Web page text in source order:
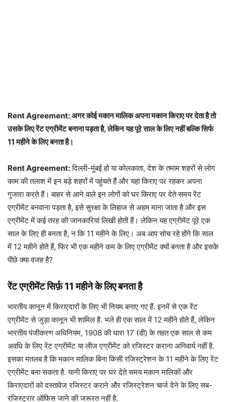
Rent Agreement: अगर कोई मकान मालिक अपना मकान किराए पर देता है तो
उसके लिए रेंट एग्रीमेंट बनाना पड़ता है, लेकिन यह पूरे साल के लिए नहीं बल्कि सिर्फ
11 महीने के लिए बनता है।
Rent Agreement:दिल्ली-मुंबई हो या कोलकाता, देश के तमाम शहरों से लोग
काम की तलाश में इन बड़े शहरों में पहुंचते हैं और यहां किराए पर रहकर अपना
गुजारा करते हैं। बाहर से आने वाले इन लोगों को घर किराए पर देते समय रेंट
एग्रीमेंट बनवाना पड़ता है, इसे सुरक्षा के लिहाज से अहम माना जाता है और इस
एग्रीमेंट में कई तरह की जानकारियां लिखी होती हैं। लेकिन यह एग्रीमेंट पूरे एक
साल के लिए ही बनता है, न कि 11 महीने के लिए। अब आप सोच रहे होंगे कि साल
में 12 महीने होते हैं, फिर भी एक महीने कम के लिए एग्रीमेंट क्यों बनता है और इसके
पीछे क्या वजह है?
रेंट एग्रीमेंट सिर्फ़ 11 महीने के लिए बनता है
भारतीय कानून में किराएदारों के लिए भी नियम बनाए गए हैं. इनमें से एक रेंट
एग्रीमेंट से जुड़ा कानून भी शामिल है. भले ही एक साल में 12 महीने होते हैं, लेकिन
भारतीय पंजीकरण अधिनियम, 1908 की धारा 17 (डी) के तहत एक साल से कम
अवधि के लिए रेंट एग्रीमेंट या लीज एग्रीमेंट को रजिस्टर कराना अनिवार्य नहीं है.
इसका मतलब है कि मकान मालिक बिना किसी रजिस्ट्रेशन के 11 महीने के लिए रेंट
एग्रीमेंट बना सकता है. यानी किराए पर घर देते समय मकान मालिकों और
किराएदारों को दस्तावेज रजिस्टर कराने और रजिस्ट्रेशन चार्ज देने के लिए सब-
रजिस्ट्रार ऑफिस जाने की जरूरत नहीं है.